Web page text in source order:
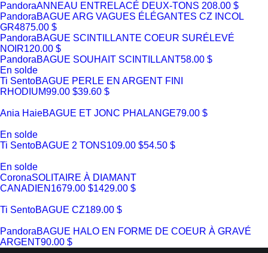
PandoraANNEAU ENTRELACÉ DEUX-TONS 208.00 $
PandoraBAGUE ARG VAGUES ÉLÉGANTES CZ INCOL
GR4875.00 $
PandoraBAGUE SCINTILLANTE COEUR SURÉLEVÉ
NOIR120.00 $
PandoraBAGUE SOUHAIT SCINTILLANT58.00 $
En solde
Ti SentoBAGUE PERLE EN ARGENT FINI
RHODIUM99.00 $39.60 $
Ania HaieBAGUE ET JONC PHALANGE79.00 $
En solde
Ti SentoBAGUE 2 TONS109.00 $54.50 $
En solde
CoronaSOLITAIRE À DIAMANT
CANADIEN 1679.00 $1429.00 $
Ti SentoBAGUE CZ189.00 $
PandoraBAGUE HALO EN FORME DE COEUR À GRAVÉ
ARGENT90.00 $